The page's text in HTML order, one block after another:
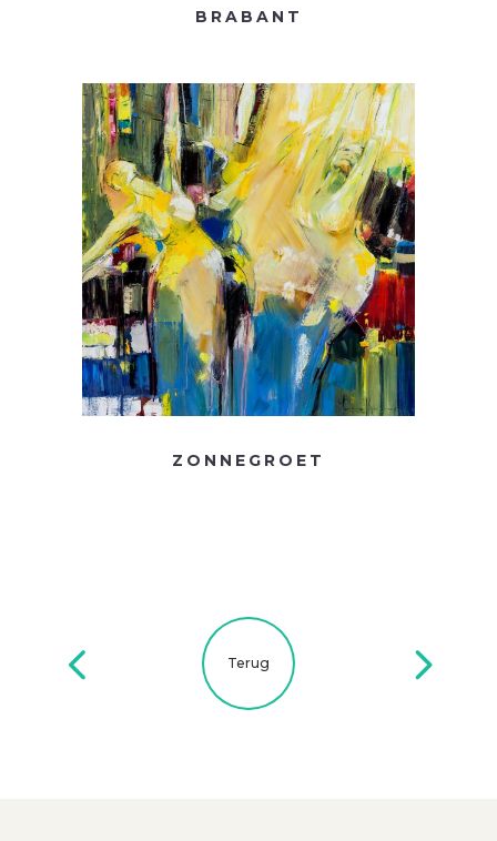
BRABANT
ZONNEGROET
Terug